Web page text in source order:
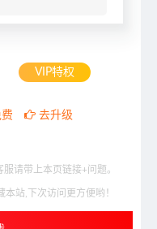
VIP特权
去升级
请带上本页链接+问题。
站,下次访问更方便哟！